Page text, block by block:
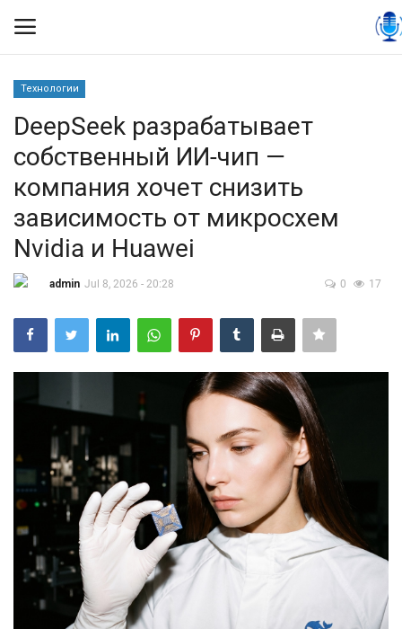
Контакты
Политика
Технологии
Туризм
Недвижимость
Авто
Здоровье
Образование
Технологии
DeepSeek разрабатывает
собственный ИИ-чип —
компания хочет снизить
зависимость от микросхем
Nvidia и Huawei
admin Jul 8, 2026 - 20:28 0 17